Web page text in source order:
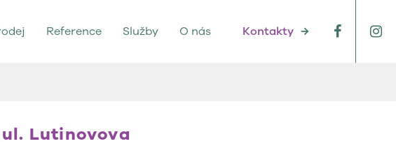
Reference Služby O nás Kontakty →
Lutinovova